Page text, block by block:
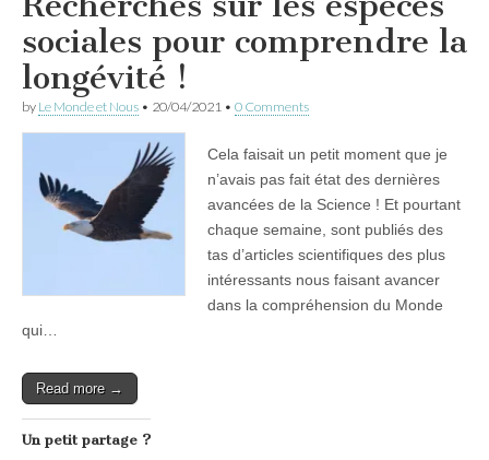
sociales pour comprendre la
longévité !
by Le Monde et Nous • 20/04/2021 • 0 Comments
Cela faisait un petit moment que je
n’avais pas fait état des dernières
avancées de la Science ! Et pourtant
chaque semaine, sont publiés des
tas d’articles scientifiques des plus
intéressants nous faisant avancer
dans la compréhension du Monde
qui…
Read more →
Un petit partage ?